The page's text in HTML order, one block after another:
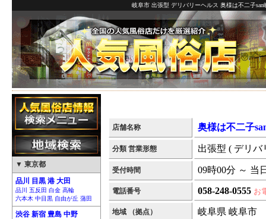
岐阜市 出張型 デリバリーヘルス 奥様は不二子
▼ 東京都
品川 目黒 港 大田
品川 五反田 白金 高輪
六本木 中目黒 自由が丘 蒲田
渋谷 新宿 豊島 中野
店舗名称 奥様は不二子
分類 営業形態 出張型 ( デリバ
受付時間 09時00分 ～ 当
電話番号 058-248-0555 お
地域 （拠点） 岐阜県 岐阜市